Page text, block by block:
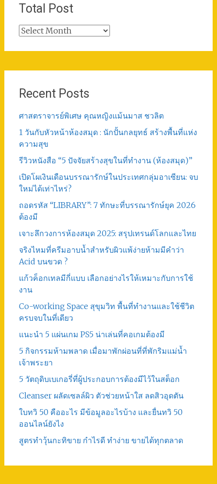
Total Post
Total
Recent Posts
ศาสตราจารย์พิเศษ คุณหญิงแม้นมาส ชวลิต
1 วันกับหัวหน้าห้องสมุด : นักปั้นกลยุทธ์ สร้างพื้นที่แห่ง
ความสุข
รีวิวหนังสือ “5 ปัจจัยสร้างสุขในที่ทำงาน (ห้องสมุด)”
เปิดโผเงินเดือนบรรณารักษ์ในประเทศกลุ่มอาเซียน: จบ
ใหม่ได้เท่าไหร่?
ถอดรหัส “LIBRARY”: 7 ทักษะที่บรรณารักษ์ยุค 2026
ต้องมี
เจาะลึกวงการห้องสมุด 2025: สรุปเทรนด์โลกและไทย
จริงไหมที่ครีมอาบน้ำสำหรับผิวแพ้ง่ายห้ามมีคำว่า
Acid บนขวด ?
แก้วค็อกเทลมีกี่แบบ เลือกอย่างไรให้เหมาะกับการใช้
งาน
Co-working Space สุขุมวิท พื้นที่ทำงานและใช้ชีวิต
ครบจบในที่เดียว
แนะนำ 5 แผ่นเกม PS5 น่าเล่นที่คอเกมต้องมี
5 กิจกรรมห้ามพลาด เมื่อมาพักผ่อนที่ที่พักริมแม่น้ำ
เจ้าพระยา
5 วัตถุดิบเบเกอรี่ที่ผู้ประกอบการต้องมีไว้ในสต็อก
Cleanser ผลัดเซลล์ผิว ตัวช่วยหน้าใส ลดสิวอุดตัน
ใบทวิ 50 คืออะไร มีข้อมูลอะไรบ้าง และยื่นทวิ 50
ออนไลน์ยังไง
สูตรทําวุ้นกะทิขาย กำไรดี ทำง่าย ขายได้ทุกตลาด